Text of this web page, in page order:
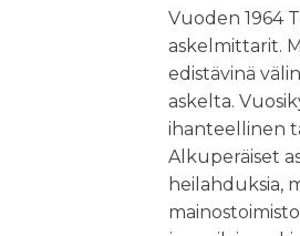
Vuoden 1964
askelmittarit.
edistävinä
askelta.
ihanteellinen
Alkuperäiset
heilahduksia,